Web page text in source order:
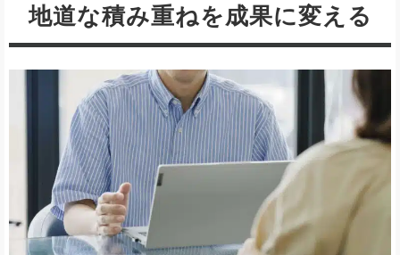
地道な積み重ねを成果に変える